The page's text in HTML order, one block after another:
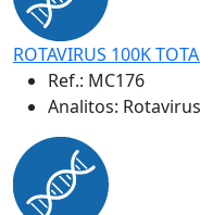
ROTAVIRUS 100K
Ref.: MC176
Analitos: Rotavirus